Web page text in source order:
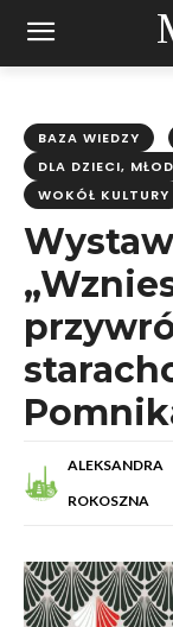
BAZA WIEDZY
DLA DZIECI,
WOKÓŁ KULTURY
ALEKSANDRA
ROKOSZNA